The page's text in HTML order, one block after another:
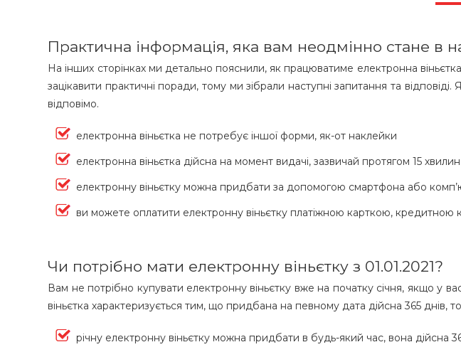
Практична інформація, яка вам неодмінно стане в
На інших сторінках ми детально пояснили, як працюватиме електронна
зацікавити практичні поради, тому ми зібрали наступні запитання та
відповімо.
електронна віньєтка не потребує іншої форми, як-от наклейки
електронна віньєтка дійсна на момент видачі, зазвичай протягом 15 хвилин
електронну віньєтку можна придбати за допомогою смартфона або
ви можете оплатити електронну віньєтку платіжною карткою,
Чи потрібно мати електронну віньєтку з 01.01.2021?
Вам не потрібно купувати електронну віньєтку вже на початку січня, якщо у
віньєтка характеризується тим, що придбана на певному дата дійсна 365 днів,
річну електронну віньєтку можна придбати в будь-який час, вона дійсна